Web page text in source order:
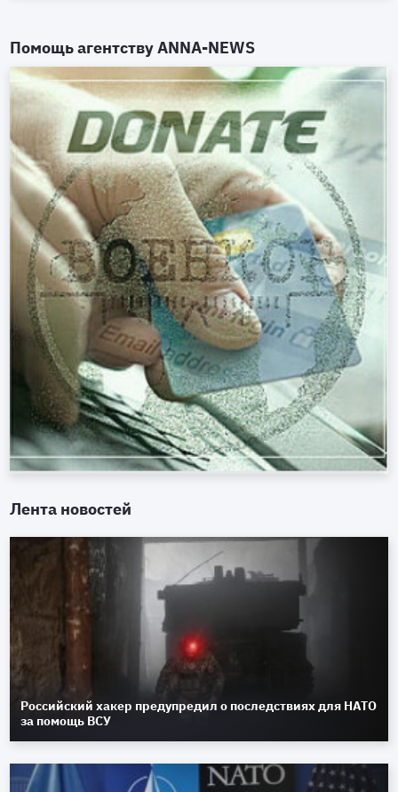
Помощь агентствуANNA-NEWS
Лента новостей
Российский хакер предупредил о последствиях для НАТО
за помощь ВСУ